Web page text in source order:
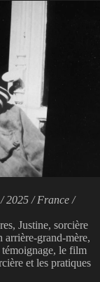
2025 / France /
Justine, sorcière
arrière-grand-mère,
le film
et les pratiques